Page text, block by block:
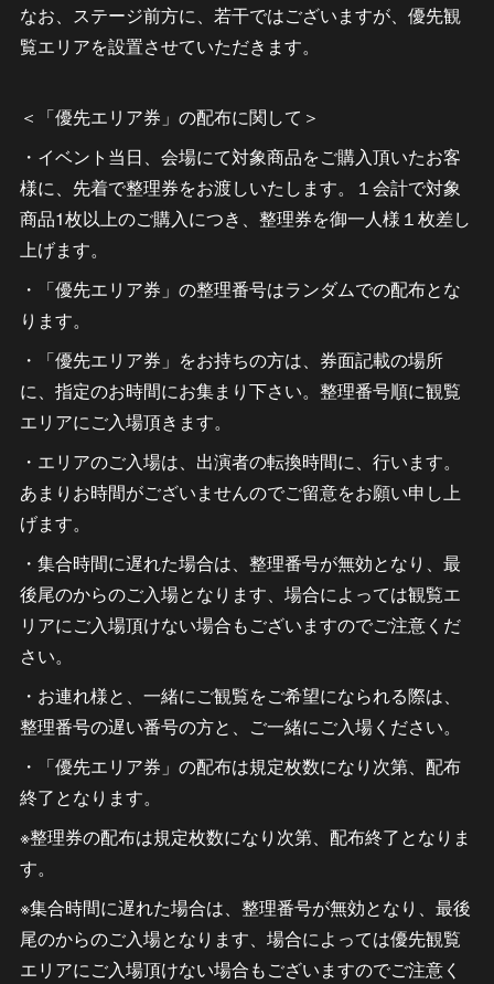
なお、ステージ前方に、若干ではございますが、優先観
覧エリアを設置させていただきます。
＜「優先エリア券」の配布に関して＞
・イベント当日、会場にて対象商品をご購入頂いたお客
様に、先着で整理券をお渡しいたします。１会計で対象
商品1枚以上のご購入につき、整理券を御一人様１枚差し
上げます。
・「優先エリア券」の整理番号はランダムでの配布とな
ります。
・「優先エリア券」をお持ちの方は、券面記載の場所
に、指定のお時間にお集まり下さい。整理番号順に観覧
エリアにご入場頂きます。
・エリアのご入場は、出演者の転換時間に、行います。
あまりお時間がございませんのでご留意をお願い申し上
げます。
・集合時間に遅れた場合は、整理番号が無効となり、最
後尾のからのご入場となります、場合によっては観覧エ
リアにご入場頂けない場合もございますのでご注意くだ
さい。
・お連れ様と、一緒にご観覧をご希望になられる際は、
整理番号の遅い番号の方と、ご一緒にご入場ください。
・「優先エリア券」の配布は規定枚数になり次第、配布
終了となります。
※整理券の配布は規定枚数になり次第、配布終了となりま
す。
※集合時間に遅れた場合は、整理番号が無効となり、最後
尾のからのご入場となります、場合によっては優先観覧
エリアにご入場頂けない場合もございますのでご注意く